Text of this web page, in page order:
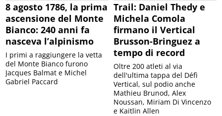
8 agosto 1786, la prima
ascensione del Monte
Bianco: 240 anni fa
nasceva l’alpinismo
I primi a raggiungere la vetta
del Monte Bianco furono
Jacques Balmat e Michel
Gabriel Paccard
Trail: Daniel Thedy e
Michela Comola
firmano il Vertical
Brusson-Bringuez a
tempo di record
Oltre 200 atleti al via
dell'ultima tappa del Défì
Vertical, sul podio anche
Mathieu Brunod, Alex
Noussan, Miriam Di Vincenzo
e Kaitlin Allen